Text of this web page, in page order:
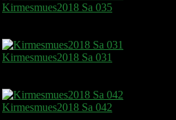
Kirmesmues2018 Sa 035
Kirmesmues2018 Sa 031
Kirmesmues2018 Sa 042